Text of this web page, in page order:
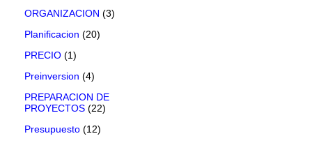
ORGANIZACION (3)
Planificacion (20)
PRECIO (1)
Preinversion (4)
PREPARACION DE
PROYECTOS (22)
Presupuesto (12)